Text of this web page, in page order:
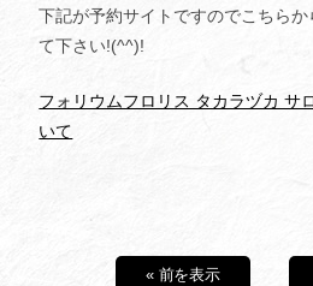
下記が予約サイトですのでこちら
て下さい!(^^)!
フォリウムフロリス タカラヅカ サ
いて
« 前を表示